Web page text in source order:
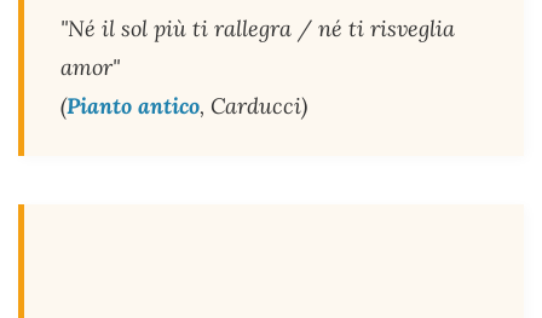
"Né il sol più ti rallegra / né ti risveglia
amor"
(Pianto antico, Carducci)